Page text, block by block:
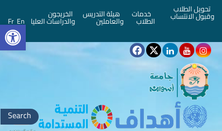
تحويل الطلاب
وقبول الانتساب خدمات
الطلاب
هيئة التدريس
والعاملين
الخريجون
والدراسات العليا En
Fr
Search
for: